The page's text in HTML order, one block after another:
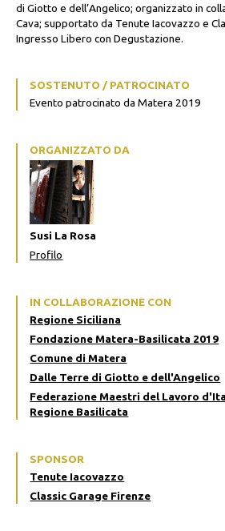
di Giotto e dell’Angelico; organizzato in
Cava; supportato da Tenute Iacovazzo e
Ingresso Libero con Degustazione.
SOSTENUTO / PATROCINATO
Evento patrocinato da Matera 2019
ORGANIZZATO DA
Susi La Rosa
Profilo
IN COLLABORAZIONE CON
Regione Siciliana
Fondazione Matera-Basilicata 2019
Comune di Matera
Dalle Terre di Giotto e dell'Angelico
Federazione Maestri del Lavoro
Regione Basilicata
SPONSOR
Tenute Iacovazzo
Classic Garage Firenze